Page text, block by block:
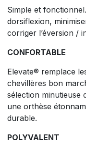
Simple et
dorsiflexion,
corriger l’éversion /
CONFORTABLE
Elevate® remplace
chevillères bon
sélection minutieuse
une orthèse
durable.
POLYVALENT